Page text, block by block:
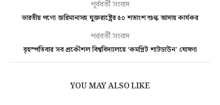
পূর্ববর্তী সংবাদ
ভারতীয় পণ্যে জরিমানাসহ যুক্তরাষ্ট্রের ৫০ শতাংশ শুল্ক আদায় কার্যকর
পরবর্তী সংবাদ
বৃহস্পতিবার সব প্রকৌশল বিশ্ববিদ্যালয়ে ‘কমপ্লিট শাটডাউন’ ঘোষণা
YOU MAY ALSO LIKE